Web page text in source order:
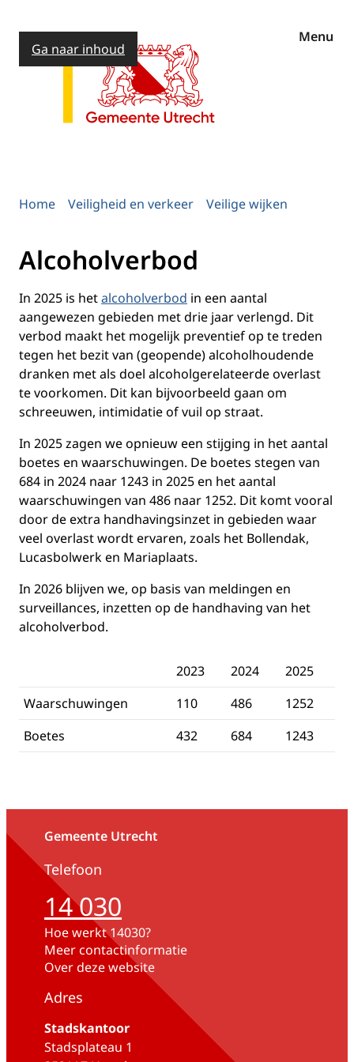
Ga naar inhoud
Menu
Home Veiligheid en verkeer Veilige wijken
Alcoholverbod
In 2025 is hetalcoholverbod in een aantal
aangewezen gebieden met drie jaar verlengd. Dit
verbod maakt het mogelijk preventief op te treden
tegen het bezit van (geopende) alcoholhoudende
dranken met als doel alcoholgerelateerde overlast
te voorkomen. Dit kan bijvoorbeeld gaan om
schreeuwen, intimidatie of vuil op straat.
In 2025 zagen we opnieuw een stijging in het aantal
boetes en waarschuwingen. De boetes stegen van
684 in 2024 naar 1243 in 2025 en het aantal
waarschuwingen van 486 naar 1252. Dit komt vooral
door de extra handhavingsinzet in gebieden waar
veel overlast wordt ervaren, zoals het Bollendak,
Lucasbolwerk en Mariaplaats.
In 2026 blijven we, op basis van meldingen en
surveillances, inzetten op de handhaving van het
alcoholverbod.
2023 2024
2025
Waarschuwingen
110 486
1252
Boetes
432 684 1243
Gemeente Utrecht
Telefoon
14 030
Hoe werkt 14030?
Meer contactinformatie
Over deze website
Adres
Stadskantoor
Stadsplateau 1